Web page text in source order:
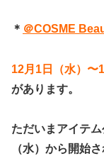
＊ ＠COSME
12月1日（水）〜
があります。
ただいまアイテ
（水）から開始さ